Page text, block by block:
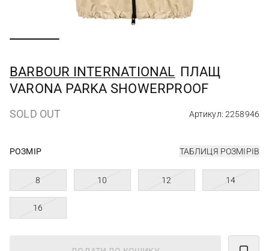
BARBOUR INTERNATIONAL ПЛАЩ
VARONA PARKA SHOWERPROOF
SOLD OUT Артикул: 2258946
РОЗМІР ТАБЛИЦЯ РОЗМІРІВ
8 10 12 14
16